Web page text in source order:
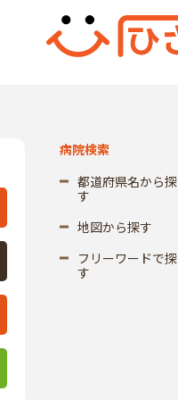
病院検索
都道府県名から探
す
地図から探す
フリーワードで探
す